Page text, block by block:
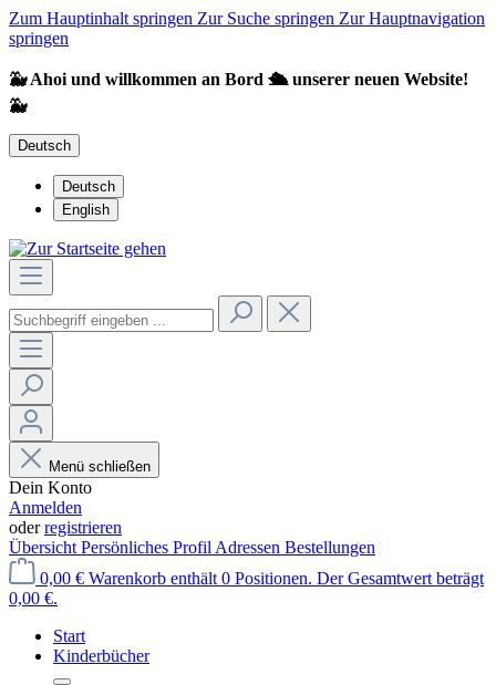
Zum Hauptinhalt springen Zur Suche springen Zur Hauptnavigation
springen
🐳 Ahoi und willkommen an Bord 🛳️ unserer neuen Website!
🐳
Deutsch
Deutsch
English
Menü schließen
Dein Konto
Anmelden
oderregistrieren
Übersicht Persönliches Profil Adressen Bestellungen
0,00 € Warenkorb enthält 0 Positionen. Der Gesamtwert beträgt
0,00 €.
Start
Kinderbücher